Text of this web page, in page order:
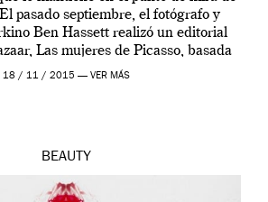
pasado septiembre, el fotógrafo y
Ben Hassett realizó un editorial
Las mujeres de Picasso, basada
relación del […]
18 / 11 / 2015 — VER MÁS
BEAUTY